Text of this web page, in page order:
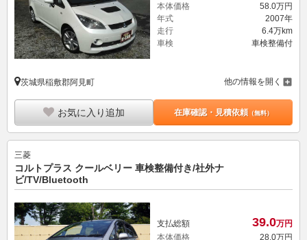
本体価格
58. 0万円
年式
2007年
走行
6.4万km
車検
車検整備付
茨城県稲敷郡阿見町 他の情報を開く
お気に入り追加 在庫確認・見積依頼（無料）
三菱
コルトプラス クールベリー 車検整備付き/社外ナ
ビ/TV/Bluetooth
支払総額 39.0万円
本体価格
28.0万円